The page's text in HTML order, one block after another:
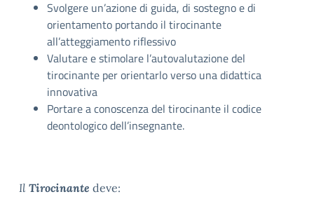
Svolgere un’azione di guida, di sostegno e di
orientamento portando il tirocinante
all’atteggiamento riflessivo
Valutare e stimolare l’autovalutazione del
tirocinante per orientarlo verso una didattica
innovativa
Portare a conoscenza del tirocinante il codice
deontologico dell’insegnante.
Il Tirocinante deve: